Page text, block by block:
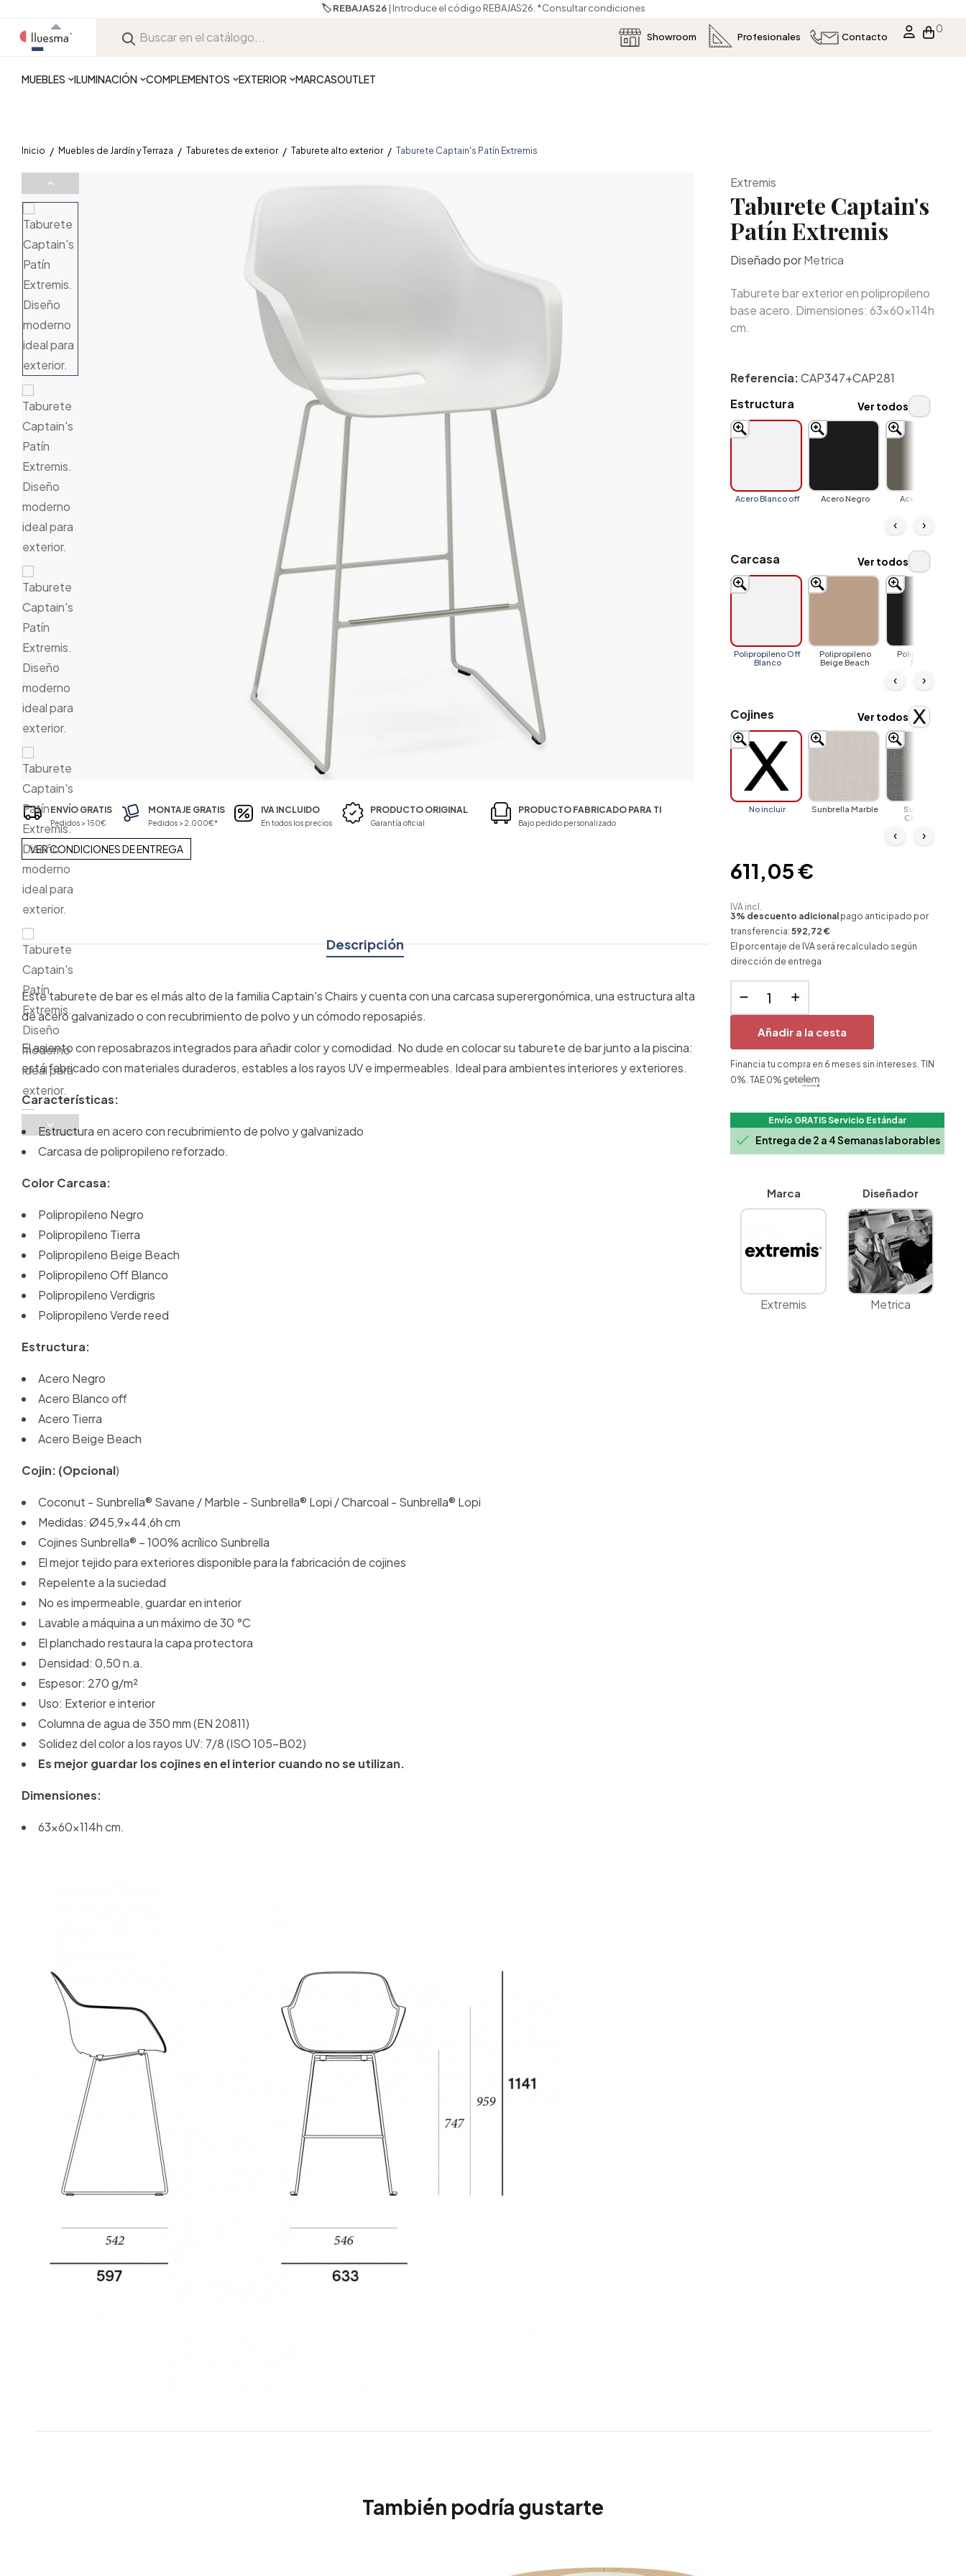
🏷️ REBAJAS26| Introduce el código REBAJAS26. *Consultar condiciones
Showroom Profesionales Contacto
0
MUEBLES ILUMINACIÓN COMPLEMENTOS EXTERIOR MARCASOUTLET
Inicio Muebles de Jardín y Terraza Taburetes de exterior Taburete alto exterior Taburete Captain's Patín Extremis
ENVÍO GRATIS
Pedidos > 150€
MONTAJE GRATIS
Pedidos > 2.000€*
IVA INCLUIDO
En todos los precios
PRODUCTO ORIGINAL
Garantía oficial
PRODUCTO FABRICADO PARA TI
Bajo pedido personalizado
VER CONDICIONES DE ENTREGA
Descripción
Este taburete de bar es el más alto de la familia Captain's Chairs y cuenta con una carcasa superergonómica, una estructura alta
de acero galvanizado o con recubrimiento de polvo y un cómodo reposapiés.
El asiento con reposabrazos integrados para añadir color y comodidad. No dude en colocar su taburete de bar junto a la piscina:
está fabricado con materiales duraderos, estables a los rayos UV e impermeables. Ideal para ambientes interiores y exteriores.
Características:
Estructura en acero con recubrimiento de polvo y galvanizado
Carcasa de polipropileno reforzado.
Color Carcasa:
Polipropileno Negro
Polipropileno Tierra
Polipropileno Beige Beach
Polipropileno Off Blanco
Polipropileno Verdigris
Polipropileno Verde reed
Estructura:
Acero Negro
Acero Blanco off
Acero Tierra
Acero Beige Beach
Cojin: (Opcional)
Coconut - Sunbrella® Savane / Marble - Sunbrella® Lopi / Charcoal - Sunbrella® Lopi
Medidas: Ø45,9x44,6h cm
Cojines Sunbrella® – 100% acrílico Sunbrella
El mejor tejido para exteriores disponible para la fabricación de cojines
Repelente a la suciedad
No es impermeable, guardar en interior
Lavable a máquina a un máximo de 30 °C
El planchado restaura la capa protectora
Densidad: 0,50 n.a.
Espesor: 270 g/m²
Uso: Exterior e interior
Columna de agua de 350 mm (EN 20811)
Solidez del color a los rayos UV: 7/8 (ISO 105-B02)
Es mejor guardar los cojines en el interior cuando no se utilizan.
Dimensiones:
63x60x114h cm.
Extremis
Taburete Captain's
Patín Extremis
Diseñado porMetrica
Taburete bar exterior en polipropileno
base acero. Dimensiones: 63x60x114h
cm.
Referencia:CAP347+CAP281
Estructura
Acero Blanco off Acero Negro Acero Tierra
‹ ›
Ver todos
Carcasa
Polipropileno Off
Blanco
Polipropileno
Beige Beach
Polipropileno
Negro
‹ ›
Ver todos
Cojines
No incluir Sunbrella Marble
Sunbrella
Charcoal
‹ ›
Ver todos
611,05 €
IVA incl.
3% descuento adicional pago anticipado por
transferencia: 592,72 €
El porcentaje de IVA será recalculado según
dirección de entrega
Añadir a la cesta
Financia tu compra en 6 meses sin intereses. TIN
0%. TAE 0%
Envío GRATIS Servicio Estándar
 Entrega de 2 a 4 Semanas laborables
Marca
Extremis
Diseñador
Metrica
También podría gustarte